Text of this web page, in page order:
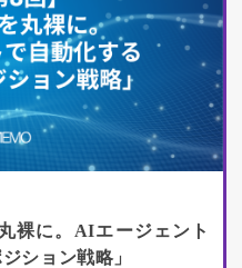
裸に。AIエージェント
ション戦略」